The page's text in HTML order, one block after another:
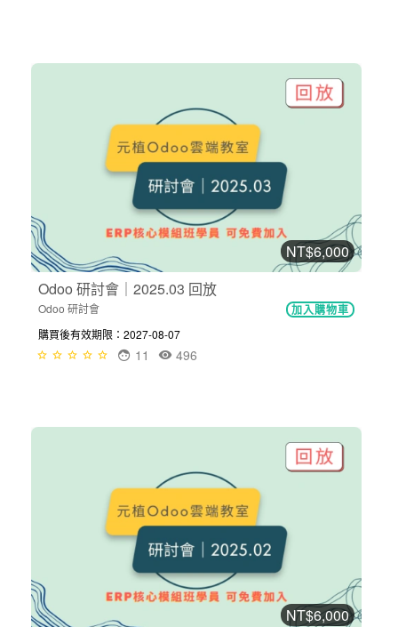
NT$6,000
Odoo 研討會｜2025.03 回放
Odoo 研討會 加入購物車
購買後有效期限：2027-08-07
496
11
NT$6,000